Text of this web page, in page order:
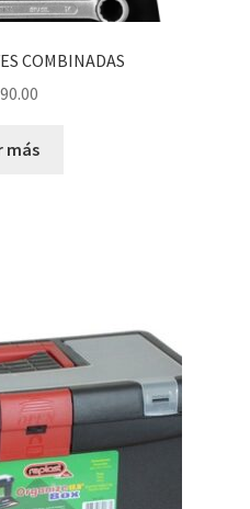
COMBINADAS
más